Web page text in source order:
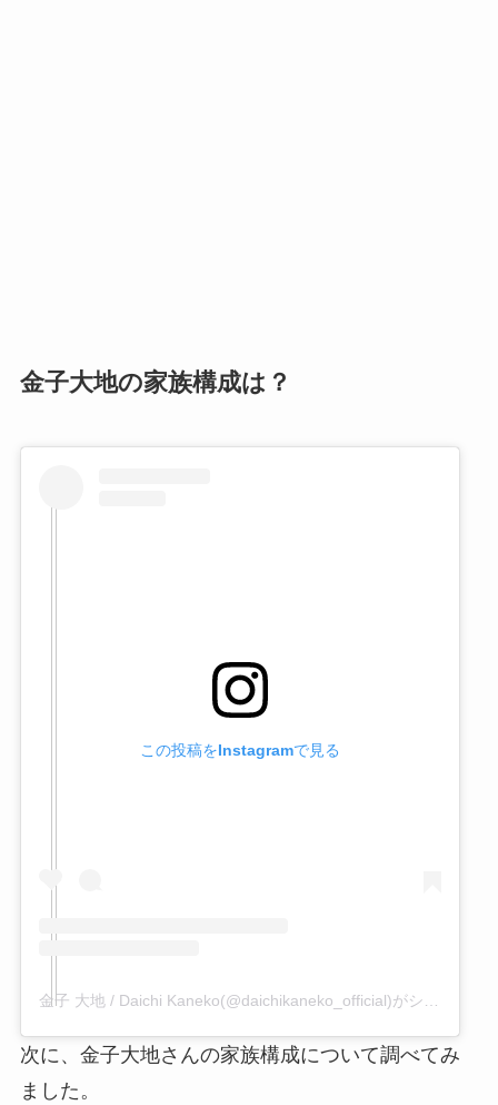
金子大地の家族構成は？
この投稿をInstagramで見る
金子 大地 / Daichi Kaneko(@daichikaneko_official)がシェアした投稿
次に、金子大地さんの家族構成について調べてみ
ました。